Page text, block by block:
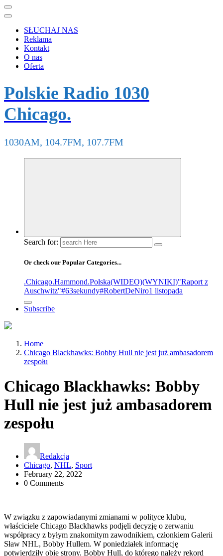
SŁUCHAJ NAS
Reklama
Kontakt
O nas
Oferta
Polskie Radio 1030
Chicago.
1030AM, 104.7FM, 107.7FM
Search for:
Or check our Popular Categories...
.Chicago.Hammond.Polska(WIDEO)(WYNIKI)"Raport z
Auschwitz"#63sekundy#RobertDeNiro1 listopada
Subscribe
Home
Chicago Blackhawks: Bobby Hull nie jest już ambasadorem
zespołu
Chicago Blackhawks: Bobby
Hull nie jest już ambasadorem
zespołu
Redakcja
Chicago, NHL, Sport
February 22, 2022
0 Comments
W związku z zapowiadanymi zmianami w polityce klubu,
właściciele Chicago Blackhawks podjęli decyzję o zerwaniu
współpracy z byłym znakomitym zawodnikiem, członkiem Galerii
Sław NHL, Bobby Hullem. W poniedziałek informację
potwierdziły obie strony. Bobby Hull, do którego należy rekord